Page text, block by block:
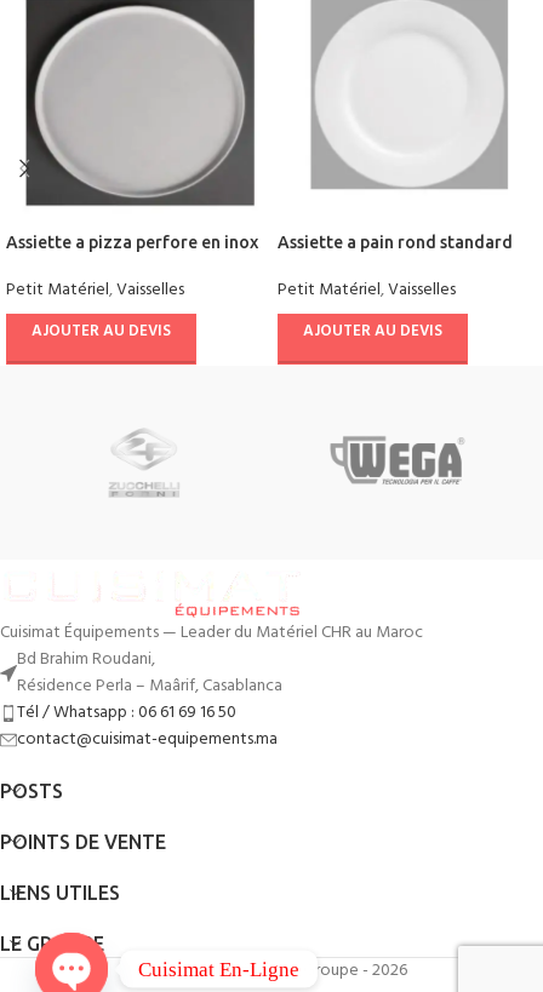
Assiette a pizza perfore en inox
Petit Matériel,Vaisselles
AJOUTER AU DEVIS
Assiette a pain rond standard
Petit Matériel,Vaisselles
AJOUTER AU DEVIS
Cuisimat Équipements — Leader du Matériel CHR au Maroc
Bd Brahim Roudani,
Résidence Perla – Maârif, Casablanca
Tél / Whatsapp : 06 61 69 16 50
contact@cuisimat-equipements.ma
POSTS
POINTS DE VENTE
LIENS UTILES
LE GROUPE
ByQodWeb- Cuisimat Groupe - 2026
Cuisimat En-Ligne